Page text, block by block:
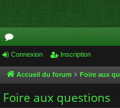
or
u
m
Connexion Inscription
Accueil du forum Foire aux
Foire aux questions